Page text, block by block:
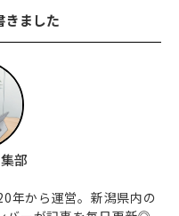
きました
部
年から運営。新潟県内の